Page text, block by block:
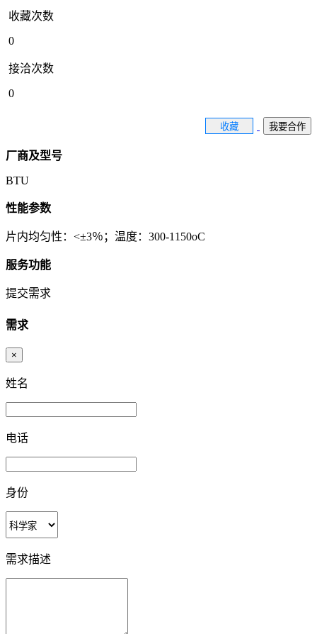
收藏次数
0
接洽次数
0
收藏 我要合作
厂商及型号
BTU
性能参数
片内均匀性：<±3％；温度：300-1150oC
服务功能
提交需求
需求
×
姓名
电话
身份
需求描述